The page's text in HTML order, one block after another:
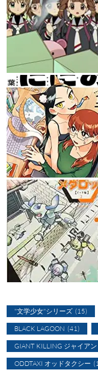
"文学少女"シリーズ (15)
BLACK LAGOON (41)
GIANT KILLING ジャイア
ODDTAXI オッドタクシー